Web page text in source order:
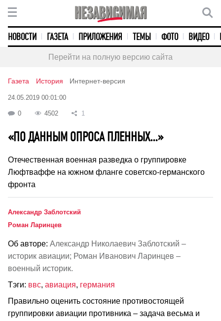
НОВОСТИ ГАЗЕТА ПРИЛОЖЕНИЯ ТЕМЫ ФОТО ВИДЕО
Перейти на полную версию сайта
Газета История Интернет-версия
24.05.2019 00:01:00
0 4502 1
«ПО ДАННЫМ ОПРОСА ПЛЕННЫХ…»
Отечественная военная разведка о группировке
Люфтваффе на южном фланге советско-германского
фронта
Александр Заблотский
Роман Ларинцев
Об авторе: Александр Николаевич Заблотский –
историк авиации; Роман Иванович Ларинцев –
военный историк.
Тэги: ввс, авиация, германия
Правильно оценить состояние противостоящей
группировки авиации противника – задача весьма и